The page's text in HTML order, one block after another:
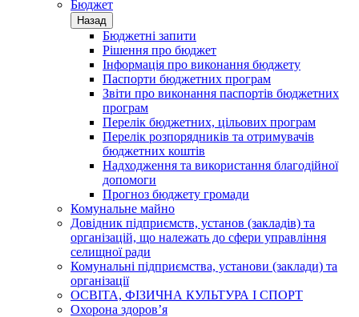
Бюджет
Назад
Бюджетні запити
Рішення про бюджет
Інформація про виконання бюджету
Паспорти бюджетних програм
Звіти про виконання паспортів бюджетних
програм
Перелік бюджетних, цільових програм
Перелік розпорядників та отримувачів
бюджетних коштів
Надходження та використання благодійної
допомоги
Прогноз бюджету громади
Комунальне майно
Довідник підприємств, установ (закладів) та
організацій, що належать до сфери управління
селищної ради
Комунальні підприємства, установи (заклади) та
організації
ОСВІТА, ФІЗИЧНА КУЛЬТУРА І СПОРТ
Охорона здоров’я